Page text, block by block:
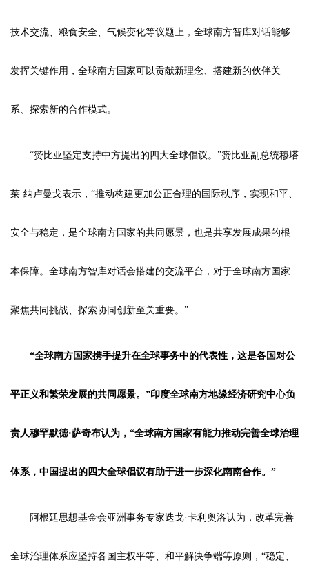
技术交流、粮食安全、气候变化等议题上，全球南方智库对话能够
发挥关键作用，全球南方国家可以贡献新理念、搭建新的伙伴关
系、探索新的合作模式。
“赞比亚坚定支持中方提出的四大全球倡议。”赞比亚副总统穆塔
莱·纳卢曼戈表示，“推动构建更加公正合理的国际秩序，实现和平、
安全与稳定，是全球南方国家的共同愿景，也是共享发展成果的根
本保障。全球南方智库对话会搭建的交流平台，对于全球南方国家
聚焦共同挑战、探索协同创新至关重要。”
“全球南方国家携手提升在全球事务中的代表性，这是各国对公
平正义和繁荣发展的共同愿景。”印度全球南方地缘经济研究中心负
责人穆罕默德·萨奇布认为，“全球南方国家有能力推动完善全球治理
体系，中国提出的四大全球倡议有助于进一步深化南南合作。”
阿根廷思想基金会亚洲事务专家迭戈·卡利奥洛认为，改革完善
全球治理体系应坚持各国主权平等、和平解决争端等原则，“稳定、